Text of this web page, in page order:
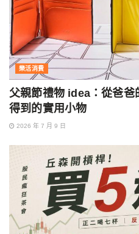
樂活消費
父親節禮物 idea：從爸爸
得到的實用小物
2026 年 7 月 9 日